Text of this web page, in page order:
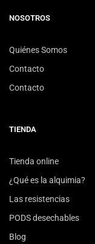
NOSOTROS
Quiénes Somos
Contacto
Contacto
TIENDA
Tienda online
¿Qué es la alquimia?
Las resistencias
PODS desechables
Blog